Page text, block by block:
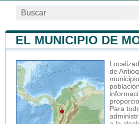
EL MUNICIPIO DE
de
Para